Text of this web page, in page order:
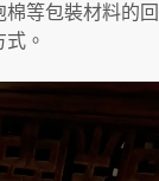
等包裝材料的回
。